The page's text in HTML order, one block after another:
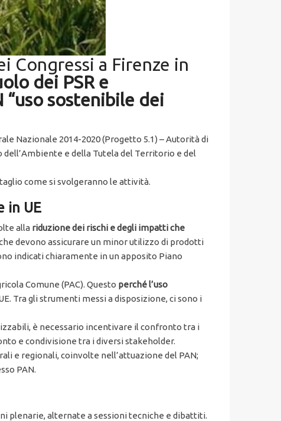
Congressi a Firenze in
dei PSR e
sostenibile dei
Nazionale 2014-2020 (Progetto 5.1) – Autorità di
e della Tutela del Territorio e del
come si svolgeranno le attività.
in UE
alla riduzione dei rischi e degli impatti che
devono assicurare un minor utilizzo di prodotti
indicati chiaramente in un apposito Piano
Comune (PAC). Questo perché l’uso
Tra gli strumenti messi a disposizione, ci sono i
è necessario incentivare il confronto tra i
e condivisione tra i diversi stakeholder.
e regionali, coinvolte nell’attuazione del PAN;
PAN.
plenarie, alternate a sessioni tecniche e dibattiti.